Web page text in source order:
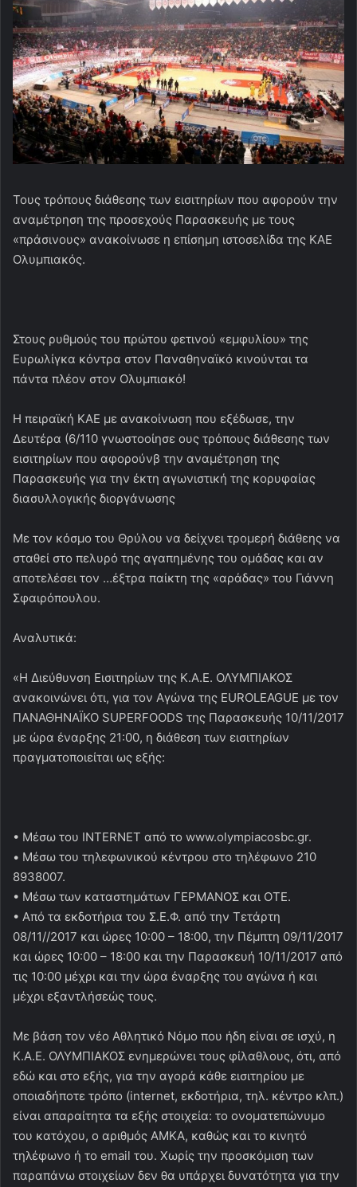
Τους τρόπους διάθεσης των εισιτηρίων που αφορούν την
αναμέτρηση της προσεχούς Παρασκευής με τους
«πράσινους» ανακοίνωσε η επίσημη ιστοσελίδα της ΚΑΕ
Ολυμπιακός.
Στους ρυθμούς του πρώτου φετινού «εμφυλίου» της
Ευρωλίγκα κόντρα στον Παναθηναϊκό κινούνται τα
πάντα πλέον στον Ολυμπιακό!
Η πειραϊκή ΚΑΕ με ανακοίνωση που εξέδωσε, την
Δευτέρα (6/110 γνωστοοίησε ους τρόπους διάθεσης των
εισιτηρίων που αφορούνβ την αναμέτρηση της
Παρασκευής για την έκτη αγωνιστική της κορυφαίας
διασυλλογικής διοργάνωσης
Με τον κόσμο του Θρύλου να δείχνει τρομερή διάθεης να
σταθεί στο πελυρό της αγαπημένης του ομάδας και αν
αποτελέσει τον …έξτρα παίκτη της «αράδας» του Γιάννη
Σφαιρόπουλου.
Αναλυτικά:
«Η Διεύθυνση Εισιτηρίων της Κ.Α.Ε. ΟΛΥΜΠΙΑΚΟΣ
ανακοινώνει ότι, για τον Αγώνα της EUROLEAGUE με τον
ΠΑΝΑΘΗΝΑΪΚΟ SUPERFOODS της Παρασκευής 10/11/2017
με ώρα έναρξης 21:00, η διάθεση των εισιτηρίων
πραγματοποιείται ως εξής:
• Μέσω του INTERNET από το www.olympiacosbc.gr.
• Μέσω του τηλεφωνικού κέντρου στο τηλέφωνο 210
8938007.
• Μέσω των καταστημάτων ΓΕΡΜΑΝΟΣ και ΟΤΕ.
• Από τα εκδοτήρια του Σ.Ε.Φ. από την Τετάρτη
08/11//2017 και ώρες 10:00 – 18:00, την Πέμπτη 09/11/2017
και ώρες 10:00 – 18:00 και την Παρασκευή 10/11/2017 από
τις 10:00 μέχρι και την ώρα έναρξης του αγώνα ή και
μέχρι εξαντλήσεώς τους.
Με βάση τον νέο Αθλητικό Νόμο που ήδη είναι σε ισχύ, η
Κ.Α.Ε. ΟΛΥΜΠΙΑΚΟΣ ενημερώνει τους φίλαθλους, ότι, από
εδώ και στο εξής, για την αγορά κάθε εισιτηρίου με
οποιαδήποτε τρόπο (internet, εκδοτήρια, τηλ. κέντρο κλπ.)
είναι απαραίτητα τα εξής στοιχεία: το ονοματεπώνυμο
του κατόχου, ο αριθμός ΑΜΚΑ, καθώς και το κινητό
τηλέφωνο ή το email του. Χωρίς την προσκόμιση των
παραπάνω στοιχείων δεν θα υπάρχει δυνατότητα για την